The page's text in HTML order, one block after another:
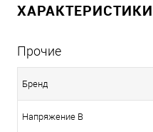
Прочие
Бренд
Напряжение В